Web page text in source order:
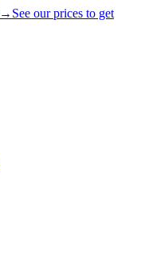
→ See our prices to get